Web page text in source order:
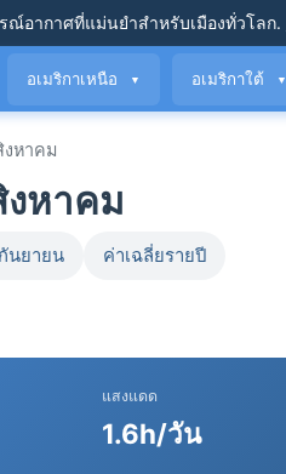
ณ์อากาศที่แม่นยำสำหรับเมืองทั่วโลก.
อเมริกาเหนือ ▼ อเมริกาใต้ ▼
งหาคม
หาคม
นยายน ค่าเฉลี่ยรายปี
แสงแดด
1.6h/วัน